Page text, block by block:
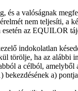
és a valóságnak
nem teljesíti, a
az EQUILOR
indokolatlan
törölje, ha az alábbi
a célból,
a)